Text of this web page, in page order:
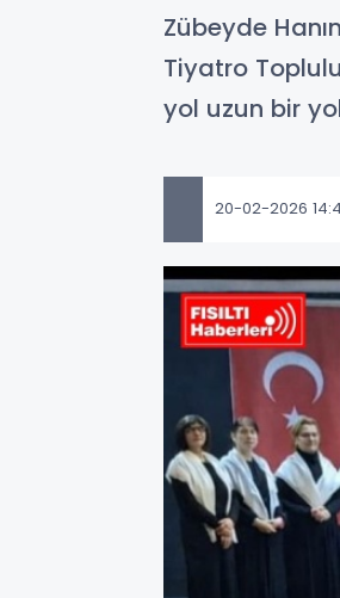
Zübeyde
Tiyatro
yol uzun bir
20-02-2026